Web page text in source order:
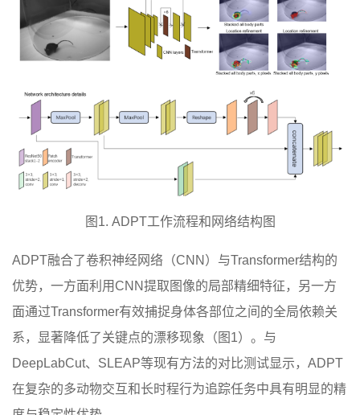
图1. ADPT工作流程和网络结构图
ADPT融合了卷积神经网络（CNN）与Transformer结构的
优势，一方面利用CNN提取图像的局部精细特征，另一方
面通过Transformer有效捕捉身体各部位之间的全局依赖关
系，显著降低了关键点的漂移现象（图1）。与
DeepLabCut、SLEAP等现有方法的对比测试显示，ADPT
在复杂的多动物交互和长时程行为追踪任务中具有明显的精